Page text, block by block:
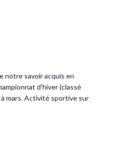
notre savoir acquis en
d’hiver (classé
mars. Activité sportive sur